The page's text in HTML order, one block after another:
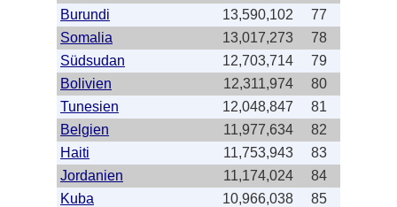
Burundi
13,590,102
77
Somalia
13,017,273
78
Südsudan
12,703,714
79
Bolivien
12,311,974
80
Tunesien
12,048,847
81
Belgien
11,977,634
82
Haiti
11,753,943
83
Jordanien
11,174,024
84
Kuba
10,966,038
85